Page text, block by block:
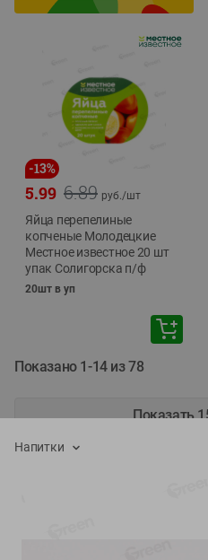
-13%
6.89
5.99 руб./шт
Яйца перепелиные
копченые Молодецкие
Местное известное 20 шт
упак Солигорска п/ф
20шт в уп
Показано 1-14 из 78
Показать
Напитки